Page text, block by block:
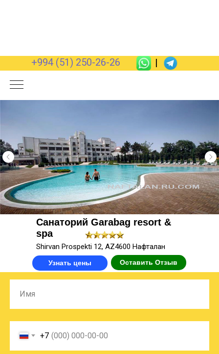
+994 (51) 250-26-26 |
Санаторий Garabag resort &
spa
Shirvan Prospekti 12, AZ4600 Нафталан
Оставить Отзыв
Узнать цены
Имя
+7